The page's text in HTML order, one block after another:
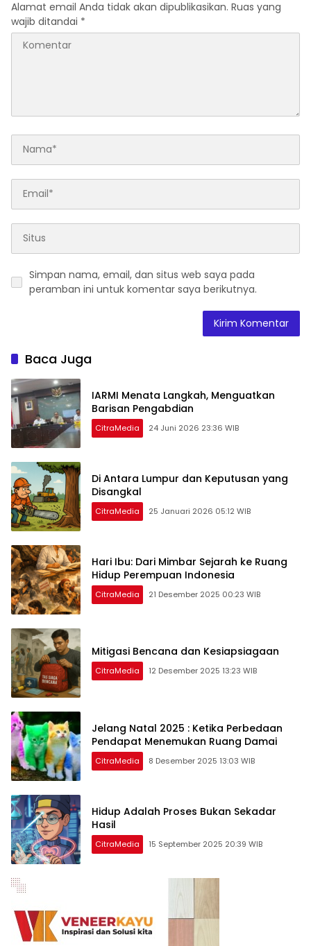
Alamat email Anda tidak akan dipublikasikan. Ruas yang
wajib ditandai *
Simpan nama, email, dan situs web saya pada
peramban ini untuk komentar saya berikutnya.
Baca Juga
IARMI Menata Langkah, Menguatkan
Barisan Pengabdian
CitraMedia 24 Juni 2026 23:36 WIB
Di Antara Lumpur dan Keputusan yang
Disangkal
CitraMedia 25 Januari 2026 05:12 WIB
Hari Ibu: Dari Mimbar Sejarah ke Ruang
Hidup Perempuan Indonesia
CitraMedia 21 Desember 2025 00:23 WIB
Mitigasi Bencana dan Kesiapsiagaan
CitraMedia 12 Desember 2025 13:23 WIB
Jelang Natal 2025 : Ketika Perbedaan
Pendapat Menemukan Ruang Damai
CitraMedia 8 Desember 2025 13:03 WIB
Hidup Adalah Proses Bukan Sekadar
Hasil
CitraMedia 15 September 2025 20:39 WIB